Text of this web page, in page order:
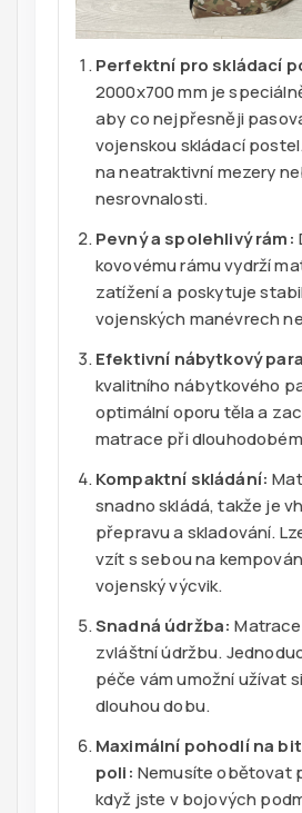
Perfektní pro skládací
2000x700 mm je
aby co nejpřesněji
vojenskou skládací
na neatraktivní mezery
nesrovnalosti.
Pevný a spolehlivý rám:
kovovému rámu vydrží
zatížení a poskytuje
vojenských manévrech
Efektivní nábytkový
kvalitního nábytkového
optimální oporu těla a
matrace při
Kompaktní skládání:
snadno skládá, takže je
přepravu a skladování.
vzít s sebou na
vojenský výcvik.
Snadná údržba:
zvláštní údržbu.
péče vám umožní užívat
dlouhou dobu.
Maximální pohodlí na
poli: Nemusíte obětovat
když jste v bojových